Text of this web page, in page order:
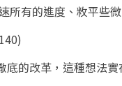
所有的進度、敉平些
底的改革，這種想法